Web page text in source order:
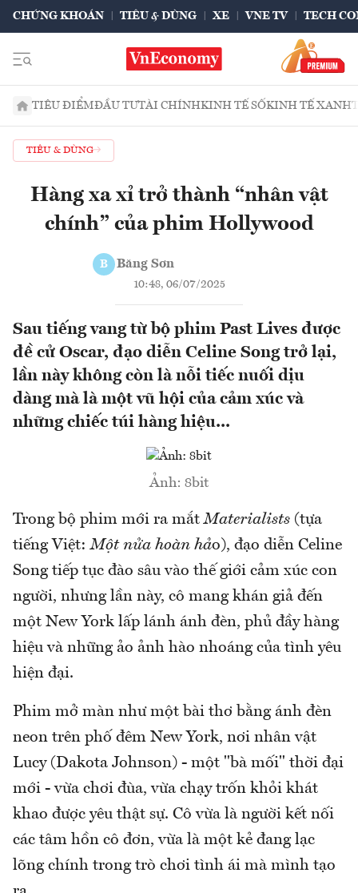
CHỨNG KHOÁN TIÊU & DÙNG XE VNE TV TECH
TIÊU ĐIỂMĐẦU TƯTÀI CHÍNHKINH TẾ SỐKINH TẾ XANH
TIÊU & DÙNG
Hàng xa xỉ trở thành “nhân vật
chính” của phim Hollywood
B Băng Sơn
10:48, 06/07/2025
Sau tiếng vang từ bộ phim Past Lives được
đề cử Oscar, đạo diễn Celine Song trở lại,
lần này không còn là nỗi tiếc nuối dịu
dàng mà là một vũ hội của cảm xúc và
những chiếc túi hàng hiệu...
Ảnh: 8bit
Trong bộ phim mới ra mắtMaterialists (tựa
tiếng Việt:Một nửa hoàn hảo), đạo diễn Celine
Song tiếp tục đào sâu vào thế giới cảm xúc con
người, nhưng lần này, cô mang khán giả đến
một New York lấp lánh ánh đèn, phủ đầy hàng
hiệu và những ảo ảnh hào nhoáng của tình yêu
hiện đại.
Phim mở màn như một bài thơ bằng ánh đèn
neon trên phố đêm New York, nơi nhân vật
Lucy (Dakota Johnson) - một "bà mối" thời đại
mới - vừa chơi đùa, vừa chạy trốn khỏi khát
khao được yêu thật sự. Cô vừa là người kết nối
các tâm hồn cô đơn, vừa là một kẻ đang lạc
lõng chính trong trò chơi tình ái mà mình tạo